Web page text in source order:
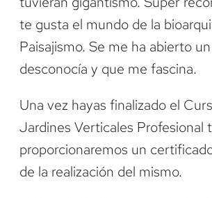
te gusta el mundo de la
Paisajismo. Se me ha abierto
desconocía y que me fascina.
Una vez hayas finalizado el
Jardines Verticales Profesional
proporcionaremos un
de la realización del mismo.